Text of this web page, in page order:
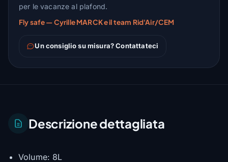
per le vacanze al plafond.
Fly safe — Cyrille MARCK e il team Rid'Air/CEM
Un consiglio su misura? Contattateci
Descrizione dettagliata
Volume: 8L